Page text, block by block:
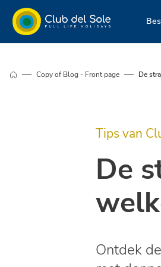
dat wilt
Copy of Blog - Front page De
Tips van
De
Ontdek